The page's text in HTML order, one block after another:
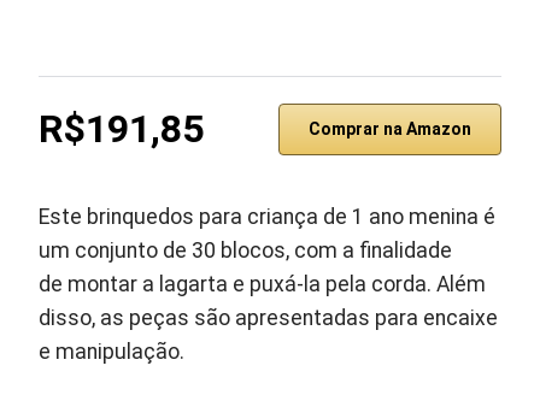
R$191,85 Comprar na Amazon
Este brinquedos para criança de 1 ano menina é
um conjunto de 30 blocos, com a finalidade
de montar a lagarta e puxá-la pela corda. Além
disso, as peças são apresentadas para encaixe
e manipulação.